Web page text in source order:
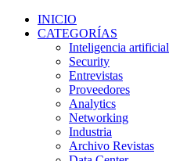
INICIO
CATEGORÍAS
Inteligencia artificial
Security
Entrevistas
Proveedores
Analytics
Networking
Industria
Archivo Revistas